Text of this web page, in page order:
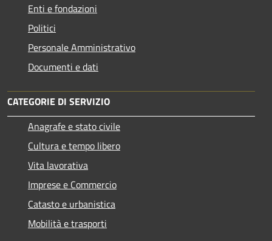
Enti e fondazioni
Politici
Personale Amministrativo
Documenti e dati
CATEGORIE DI SERVIZIO
Anagrafe e stato civile
Cultura e tempo libero
Vita lavorativa
Imprese e Commercio
Catasto e urbanistica
Mobilità e trasporti